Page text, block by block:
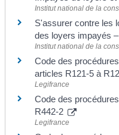
Institut national de la
S'assurer contre les
des loyers impayés
Institut national de la
Code des
articles R121-5 à
Legifrance
Code des
R442-2
Legifrance